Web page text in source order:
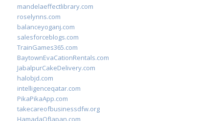
mandelaeffectlibrary.com
roselynns.com
balanceyoganj.com
salesforceblogs.com
TrainGames365.com
BaytownEvaCationRentals.com
JabalpurCakeDelivery.com
halobjd.com
intelligenceqatar.com
PikaPikaApp.com
takecareofbusinessdfw.org
HamadaOfJapan.com